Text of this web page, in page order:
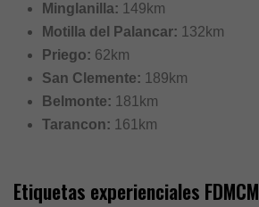
Minglanilla: 149km
Motilla del Palancar: 132km
Priego: 62km
San Clemente: 189km
Belmonte: 181km
Tarancon: 161km
Etiquetas experienciales FDMCM